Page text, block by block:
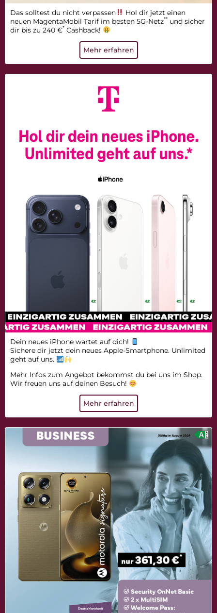
Das solltest du nicht verpassen
Hol dir jetzt einen
neuen MagentaMobil Tarif im besten 5G-Netz** und sicher
dir bis zu 240 €* Cashback!
Mehr erfahren
Dein neues iPhone wartet auf dich!
Sichere dir jetzt dein neues Apple-Smartphone. Unlimited
geht auf uns.
Mehr Infos zum Angebot bekommst du bei uns im Shop.
Wir freuen uns auf deinen Besuch!
Mehr erfahren